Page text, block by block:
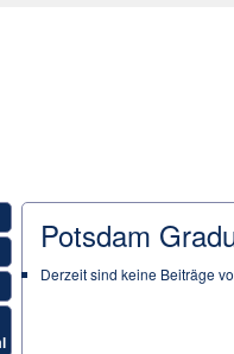
Potsdam
Derzeit sind keine Beiträge